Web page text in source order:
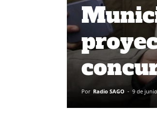
Por Radio SAGO - 9 de